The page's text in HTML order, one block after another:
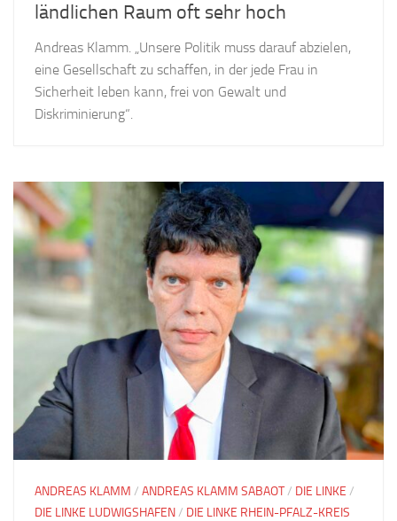
ländlichen Raum oft sehr hoch
Andreas Klamm. „Unsere Politik muss darauf abzielen,
eine Gesellschaft zu schaffen, in der jede Frau in
Sicherheit leben kann, frei von Gewalt und
Diskriminierung“.
ANDREAS KLAMM / ANDREAS KLAMM SABAOT/ DIE LINKE /
DIE LINKE LUDWIGSHAFEN/ DIE LINKE RHEIN-PFALZ-KREIS